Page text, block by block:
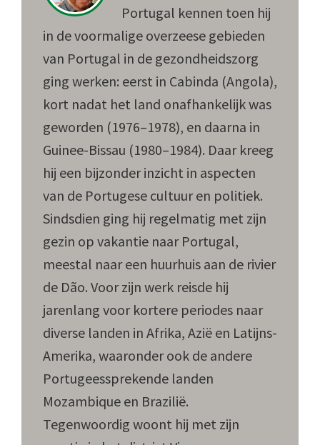
Portugal kennen toen hij
in de voormalige overzeese gebieden
van Portugal in de gezondheidszorg
ging werken: eerst in Cabinda (Angola),
kort nadat het land onafhankelijk was
geworden (1976–1978), en daarna in
Guinee-Bissau (1980–1984). Daar kreeg
hij een bijzonder inzicht in aspecten
van de Portugese cultuur en politiek.
Sindsdien ging hij regelmatig met zijn
gezin op vakantie naar Portugal,
meestal naar een huurhuis aan de rivier
de Dão. Voor zijn werk reisde hij
jarenlang voor kortere periodes naar
diverse landen in Afrika, Azië en Latijns-
Amerika, waaronder ook de andere
Portugeessprekende landen
Mozambique en Brazilië.
Tegenwoordig woont hij met zijn